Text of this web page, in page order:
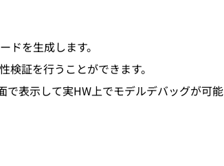
を生成します。
証を行うことができます。
で表示して実HW上でモデルデバッグが可能